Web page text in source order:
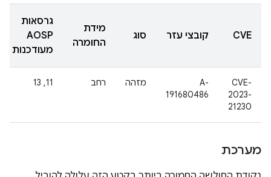
CVE קובצי עזר סוג
מידת
החומרה
גרסאות
AOSP
מעודכנות
CVE-
2023-
21230
A-
191680486
מזהה רחב 11, 13
מערכת